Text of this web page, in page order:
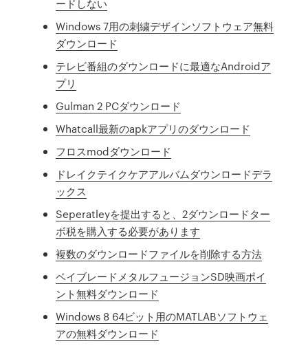
ードしない
Windows 7用の刺繍デザインソフトウェア無料
ダウンロード
テレビ番組のダウンロードに最適なAndroidア
プリ
Gulman 2 PCダウンロード
Whatcall最新のapkアプリのダウンロード
フロスmodダウンロード
ドレイクテイクケアアルバムダウンロードデラ
ックス
Seperatleyを提出すると、2ダウンロードター
ボ税を購入する必要があります
複数のダウンロードファイルを削除する方法
ベイブレードメタルフュージョンSD映画ポイ
ント無料ダウンロード
Windows 8 64ビット用のMATLABソフトウェ
アの無料ダウンロード